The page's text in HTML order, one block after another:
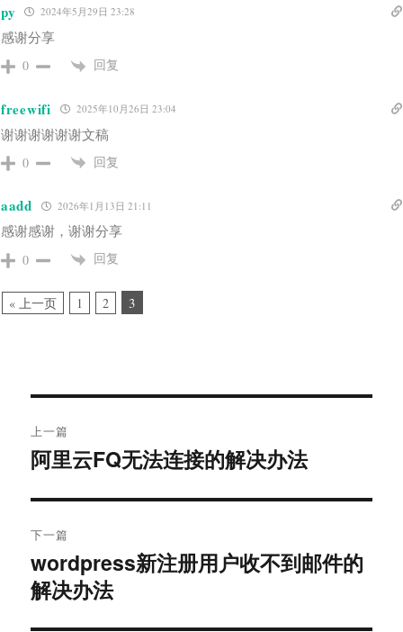
py 2024年5月29日 23:28
感谢分享
0 回复
freewifi 2025年10月26日 23:04
谢谢谢谢谢谢文稿
0 回复
aadd 2026年1月13日 21:11
感谢感谢，谢谢分享
0 回复
« 上一页 1 2 3
章
上一篇
上
文
章：
阿里云FQ无法连接的解决办法
下一篇
下
篇
wordpress新注册用户收不到邮件的
解决办法